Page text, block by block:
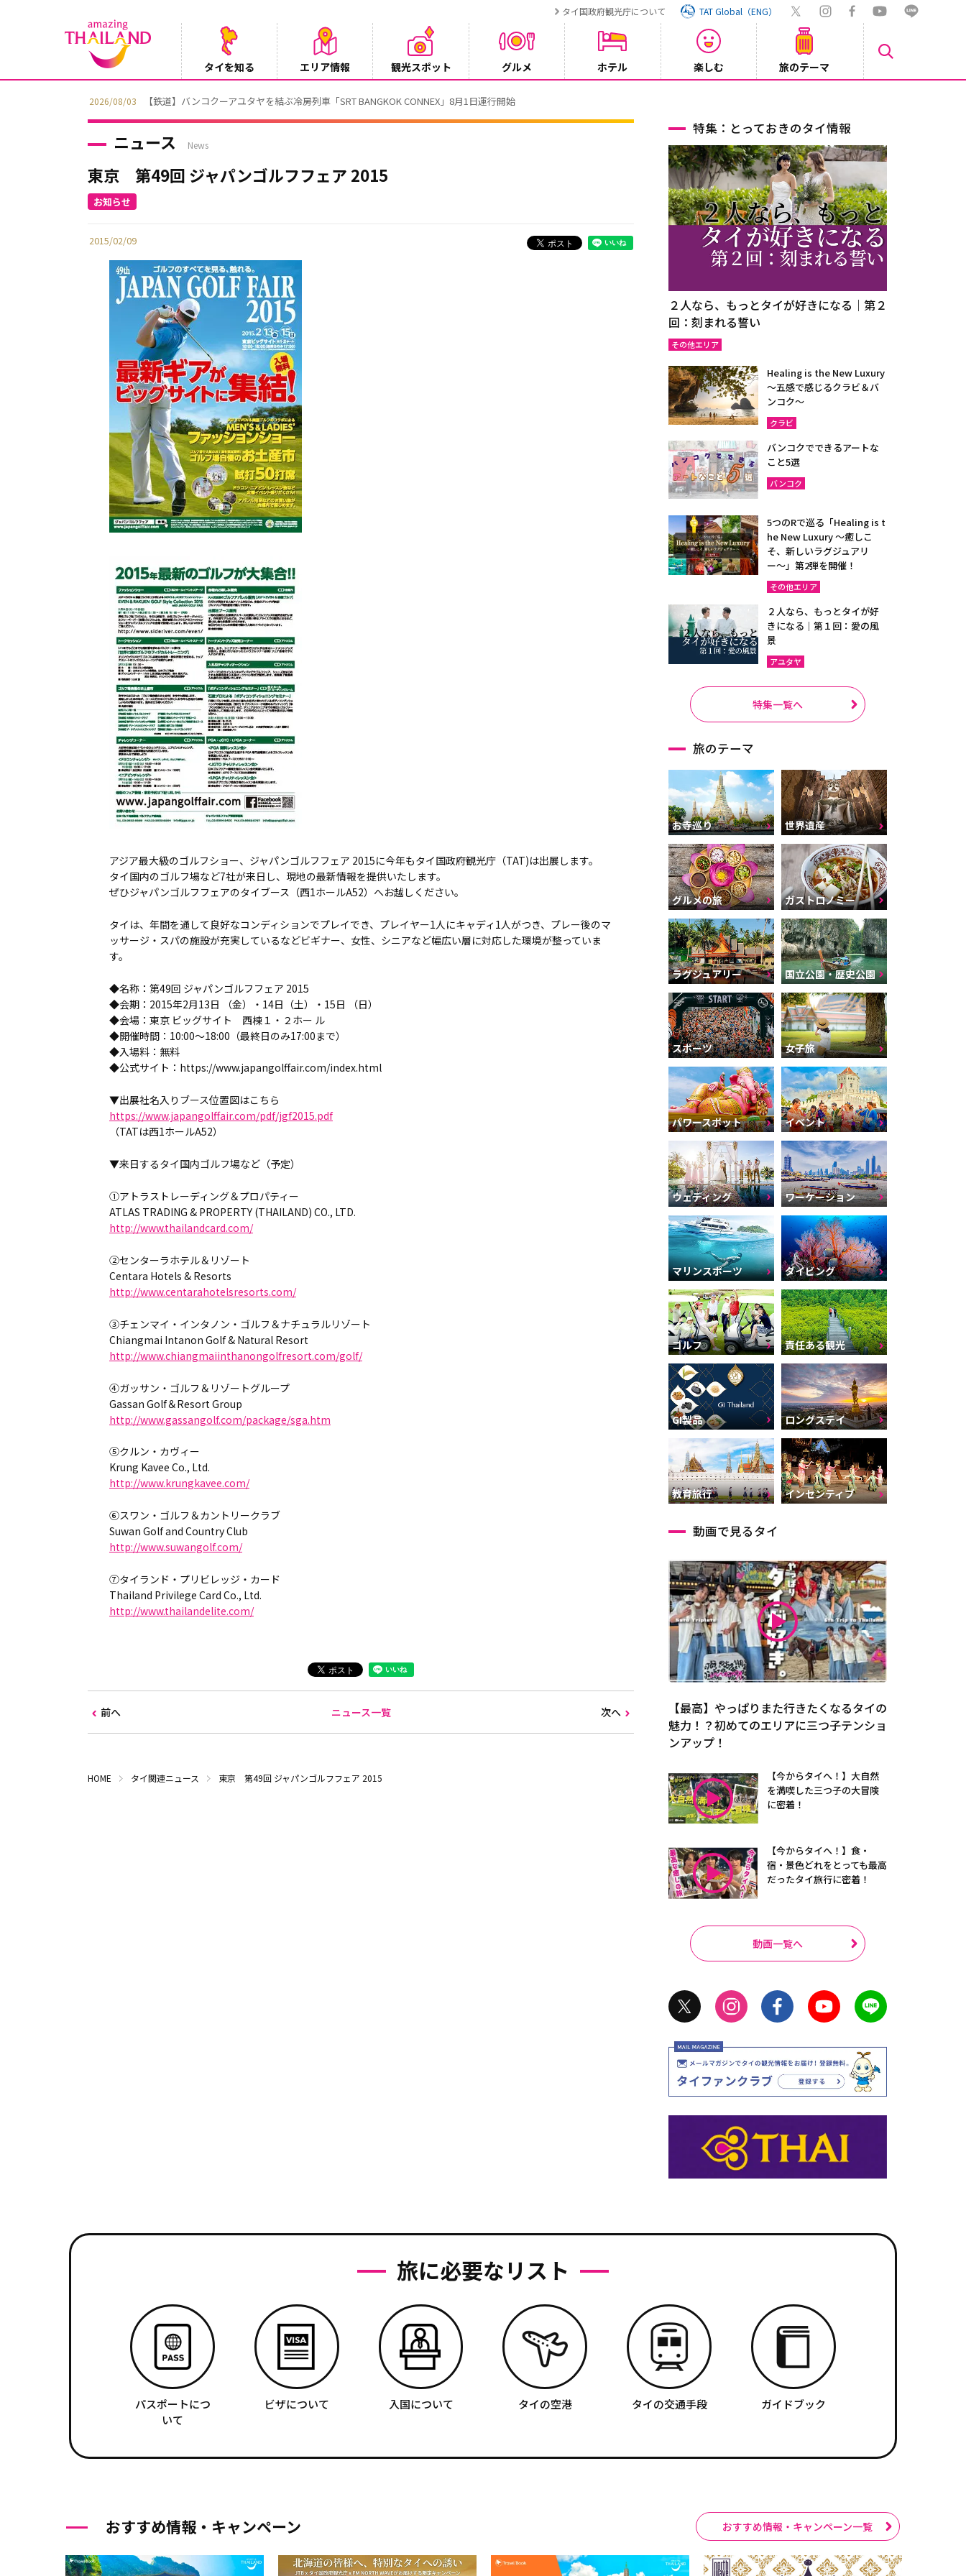
タイ国政府観光庁について TAT Global（ENG）
タイを知る エリア情報 観光スポット グルメ ホテル 楽しむ 旅のテーマ
2026/08/03 【鉄道】バンコクーアユタヤを結ぶ冷房列車「SRT BANGKOK CONNEX」8月1日運行開始
ニュース News
東京 第49回 ジャパンゴルフフェア 2015
2015/02/09
アジア最大級のゴルフショー、ジャパンゴルフフェア 2015に今年もタイ国政府観光庁（TAT)は出展します。
タイ国内のゴルフ場など7社が来日し、現地の最新情報を提供いたします。
ぜひジャパンゴルフフェアのタイブース（西1ホールA52）へお越しください。
タイは、年間を通して良好なコンディションでプレイでき、プレイヤー1人にキャディ1人がつき、プレー後のマ
ッサージ・スパの施設が充実しているなどビギナー、女性、シニアなど幅広い層に対応した環境が整っていま
す。
◆名称：第49回 ジャパンゴルフフェア 2015
◆会期：2015年2月13日 （金）・14日（土）・15日 （日）
◆会場：東京 ビッグサイト 西棟１・２ホー ル
◆開催時間：10:00～18:00（最終日のみ17:00まで）
◆入場料：無料
◆公式サイト：https://www.japangolffair.com/index.html
▼出展社名入りブース位置図はこちら
https://www.japangolffair.com/pdf/jgf2015.pdf
（TATは西1ホールA52）
▼来日するタイ国内ゴルフ場など（予定）
①アトラストレーディング＆プロパティー
ATLAS TRADING & PROPERTY (THAILAND) CO., LTD.
http://www.thailandcard.com/
②センターラホテル＆リゾート
Centara Hotels & Resorts
http://www.centarahotelsresorts.com/
③チェンマイ・インタノン・ゴルフ＆ナチュラルリゾート
Chiangmai Intanon Golf & Natural Resort
http://www.chiangmaiinthanongolfresort.com/golf/
④ガッサン・ゴルフ＆リゾートグループ
Gassan Golf＆Resort Group
http://www.gassangolf.com/package/sga.htm
⑤クルン・カヴィー
Krung Kavee Co., Ltd.
http://www.krungkavee.com/
⑥スワン・ゴルフ＆カントリークラブ
Suwan Golf and Country Club
http://www.suwangolf.com/
⑦タイランド・プリビレッジ・カード
Thailand Privilege Card Co., Ltd.
http://www.thailandelite.com/
前へ ニュース一覧 次へ
HOME タイ関連ニュース 東京 第49回 ジャパンゴルフフェア 2015
特集：とっておきのタイ情報
２人なら、もっとタイが好きになる｜第２
回：刻まれる誓い
その他エリア
Healing is the New Luxury
～五感で感じるクラビ＆バ
ンコク～
クラビ
バンコクでできるアートな
こと5選
バンコク
5つのRで巡る「Healing is t
he New Luxury ～癒しこ
そ、新しいラグジュアリ
ー〜」第2弾を開催！
その他エリア
２人なら、もっとタイが好
きになる｜第１回：愛の風
景
アユタヤ
特集一覧へ
旅のテーマ
お寺巡り 世界遺産
グルメの旅 ガストロノミー
ラグジュアリー 国立公園・歴史公園
スポーツ 女子旅
パワースポット イベント
ウェディング ワーケーション
マリンスポーツ ダイビング
ゴルフ 責任ある観光
GI製品 ロングステイ
教育旅行 インセンティブ
動画で見るタイ
【最高】やっぱりまた行きたくなるタイの
魅力！？初めてのエリアに三つ子テンショ
ンアップ！
【今からタイへ！】大自然
を満喫した三つ子の大冒険
に密着！
【今からタイへ！】食・
宿・景色どれをとっても最高
だったタイ旅行に密着！
動画一覧へ
旅に必要なリスト
パスポートにつ
いて
ビザについて 入国について タイの空港 タイの交通手段 ガイドブック
おすすめ情報・キャンペーン おすすめ情報・キャンペーン一覧